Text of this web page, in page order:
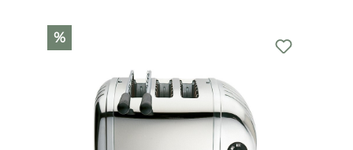
Produktgalerie überspringen
%